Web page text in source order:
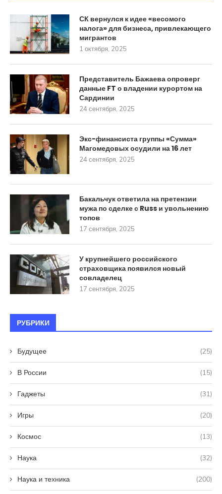
СК вернулся к идее «весомого
налога» для бизнеса, привлекающего
мигрантов
1 октября, 2025
Представитель Бажаева опроверг
данные FT о владении курортом на
Сардинии
24 сентября, 2025
Экс-финансиста группы «Сумма»
Магомедовых осудили на 16 лет
24 сентября, 2025
Бакальчук ответила на претензии
мужа по сделке с Russ и увольнению
топов
17 сентября, 2025
У крупнейшего российского
страховщика появился новый
совладелец
17 сентября, 2025
РУБРИКИ
Будущее (25)
В России (15)
Гаджеты (31)
Игры (20)
Космос (13)
Наука (32)
Наука и техника (200)